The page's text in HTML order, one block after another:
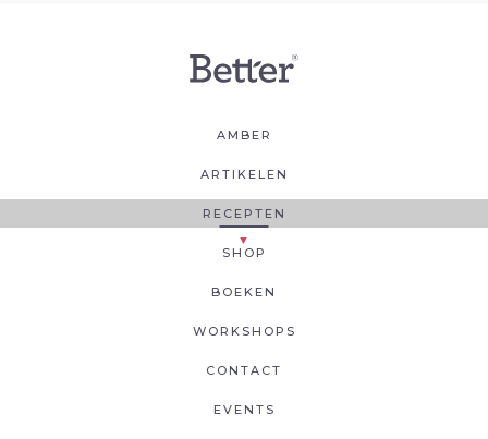
AMBER
ARTIKELEN
RECEPTEN
SHOP
BOEKEN
WORKSHOPS
CONTACT
EVENTS